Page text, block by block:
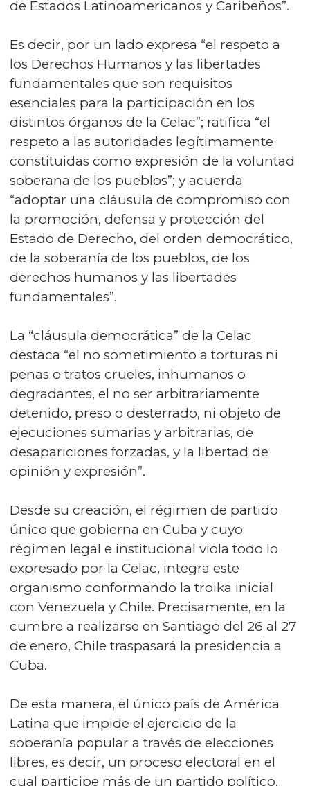
de Estados Latinoamericanos y Caribeños”.
Es decir, por un lado expresa “el respeto a
los Derechos Humanos y las libertades
fundamentales que son requisitos
esenciales para la participación en los
distintos órganos de la Celac”; ratifica “el
respeto a las autoridades legítimamente
constituidas como expresión de la voluntad
soberana de los pueblos”; y acuerda
“adoptar una cláusula de compromiso con
la promoción, defensa y protección del
Estado de Derecho, del orden democrático,
de la soberanía de los pueblos, de los
derechos humanos y las libertades
fundamentales”.
La “cláusula democrática” de la Celac
destaca “el no sometimiento a torturas ni
penas o tratos crueles, inhumanos o
degradantes, el no ser arbitrariamente
detenido, preso o desterrado, ni objeto de
ejecuciones sumarias y arbitrarias, de
desapariciones forzadas, y la libertad de
opinión y expresión”.
Desde su creación, el régimen de partido
único que gobierna en Cuba y cuyo
régimen legal e institucional viola todo lo
expresado por la Celac, integra este
organismo conformando la troika inicial
con Venezuela y Chile. Precisamente, en la
cumbre a realizarse en Santiago del 26 al 27
de enero, Chile traspasará la presidencia a
Cuba.
De esta manera, el único país de América
Latina que impide el ejercicio de la
soberanía popular a través de elecciones
libres, es decir, un proceso electoral en el
cual participe más de un partido político,